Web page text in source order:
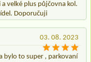
velké plus půjčovna kol.
Doporučuji
03. 08. 2023
bylo to super , parkovaní